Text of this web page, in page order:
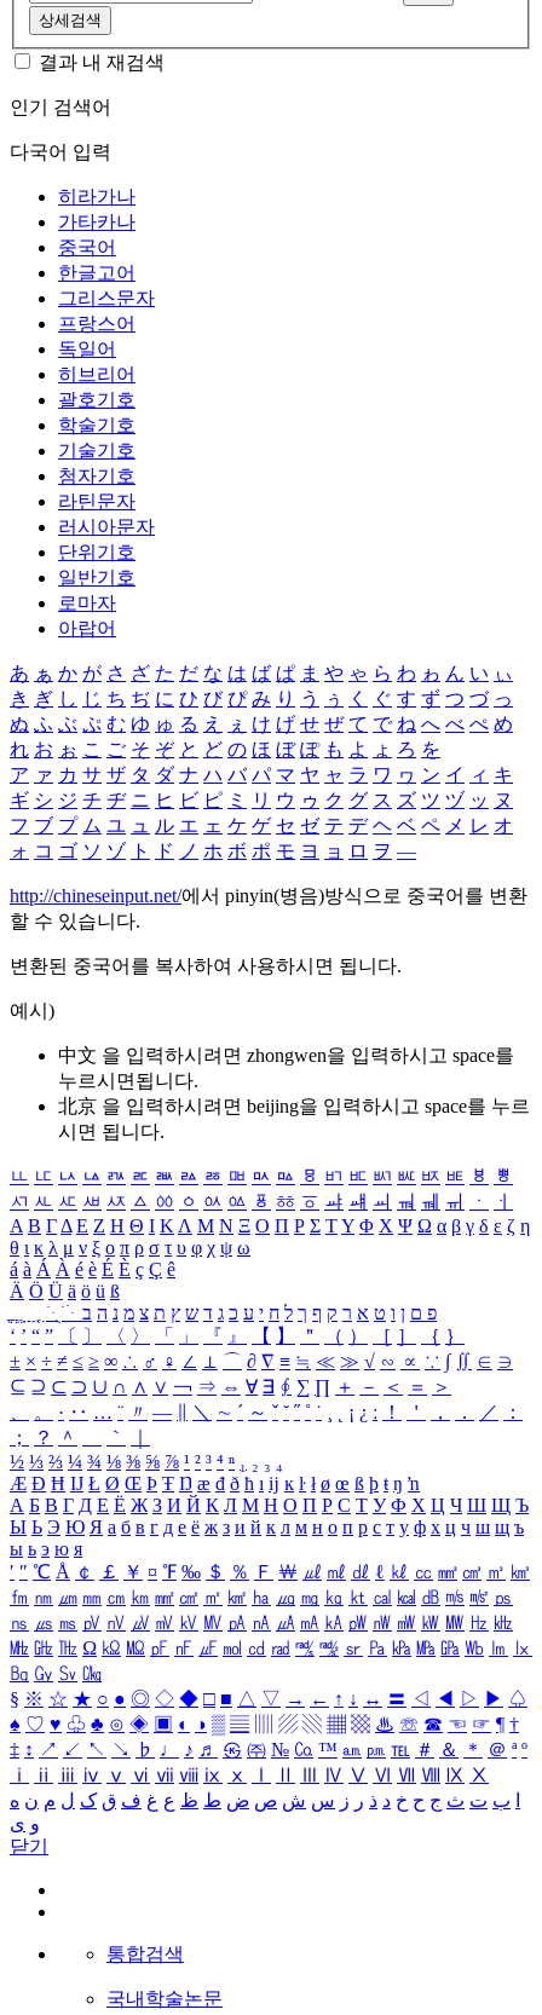
상세검색
결과 내 재검색
인기 검색어
다국어 입력
히라가나
가타카나
중국어
한글고어
그리스문자
프랑스어
독일어
히브리어
괄호기호
학술기호
기술기호
첨자기호
라틴문자
러시아문자
단위기호
일반기호
로마자
아랍어
あ ぁ か が さ ざ た だ な は ば ぱ ま や ゃ ら わ ゎ ん い ぃ
き ぎ し じ ち ぢ に ひ び ぴ み り う ぅ く ぐ す ず つ づ っ
ぬ ふ ぶ ぷ む ゆ ゅ る え ぇ け げ せ ぜ て で ね へ べ ぺ め
れ お ぉ こ ご そ ぞ と ど の ほ ぼ ぽ も よ ょ ろ を
ア ァ カ サ ザ タ ダ ナ ハ バ パ マ ヤ ャ ラ ワ ヮ ン イ ィ キ
ギ シ ジ チ ヂ ニ ヒ ビ ピ ミ リ ウ ゥ ク グ ス ズ ツ ヅ ッ ヌ
フ ブ プ ム ユ ュ ル エ ェ ケ ゲ セ ゼ テ デ ヘ ベ ペ メ レ オ
ォ コ ゴ ソ ゾ ト ド ノ ホ ボ ポ モ ヨ ョ ロ ヲ ―
http://chineseinput.net/에서 pinyin(병음)방식으로 중국어를 변환
할 수 있습니다.
변환된 중국어를 복사하여 사용하시면 됩니다.
예시)
中文 을 입력하시려면 zhongwen을 입력하시고 space를
누르시면됩니다.
北京 을 입력하시려면 beijing을 입력하시고 space를 누르
시면 됩니다.
ㅥ ㅦ ㅧ ㅨ ㅩ ㅪ ㅫ ㅬ ㅭ ㅮ ㅯ ㅰ ㅱ ㅲ ㅳ ㅴ ㅵ ㅶ ㅷ ㅸ
ㅹ
ㅺ ㅻ ㅼ ㅽ ㅾ ㅿ ㆀ ㆁ ㆂ ㆃ ㆄ ㆅ ㆆ ㆇ ㆈ ㆉ ㆊ ㆋ ㆌ ㆍ
ㆎ
Α Β ΓΔ Ε Ζ Η Θ Ι ΚΛ Μ Ν Ξ Ο Π Ρ Σ ΤΥ Φ Χ Ψ Ω α β γ δ ε ζ η
θ ι κ λ μ ν ξ ο π ρ σ τ υ φ χ ψ ω
á à Á À é è É È ç Ç ê
Ä Ö Ü ä ö ü ß
ִֶֹ ֻּ ׁׂ פ ם ן ו ט א ר ק ף ך ל ח י ע כ ג ד ש ץ ת צ מ נ ה ב
‘ ’ “ ” 〔 〕 〈 〉 「 」 『 』 【 】 ＂ （ ） ［ ］ ｛ ｝
± × ÷ ≠ ≤ ≥ ∞ ∴ ♂ ♀ ∠ ⊥ ⌒ ∂ ∇ ≡ ≒ ≪ ≫ √ ∽ ∝ ∵ ∫ ∬ ∈ ∋
⊆ ⊇ ⊂ ⊃ ∪ ∩ ∧ ∨ ￢ ⇒ ⇔ ∀ ∃ ∮ ∑ ∏ ＋ － ＜ ＝
＞
、
。 · ‥ … ¨ 〃 ― ＼ ∼ ´ ～ ˇ ˘ ˝ ˚ ˙ ¸ ¡ ¿ ː ！ ＇ ， ． ／
：
；
？ ＾ ｀
½ ⅓ ⅔ ¼ ¾ ⅛ ⅜ ⅝ ⅞ ¹ ² ³ ⁴ ⁿ ₁ ₂ ₃ ₄
Æ Ð Ħ Ĳ Ł Ø Œ Þ Ŧ Ŋ æ đ ð ħ ı ĳ ĸ ŀ ł ø œ ß þ ŧ ŋ ŉ
А Б В Г Д Е Ё Ж З И Й К Л М Н О П Р С Т У Ф Х Ц Ч Ш Щ Ъ
Ы Ь Э Ю Я а б в г д е ё ж з и й к л м н о п р с т у ф х ц ч ш щ ъ
ы ь э ю я
′ ″ ℃ Å ￠ ￡ ￥ ¤ ℉ ‰ ＄ ％ Ｆ ￦ ㎕ ㎖ ㎗ ℓ ㎘ ㏄ ㎣ ㎤ ㎥ ㎦
㎙ ㎚ ㎛ ㎜ ㎝ ㎞ ㎟ ㎠ ㎡ ㎢ ㏊ ㎍ ㎎ ㎏ ㏏ ㎈ ㎉ ㏈ ㎧ ㎨ ㎰
㎱ ㎲ ㎳ ㎴ ㎵ ㎶ ㎷ ㎸ ㎹ ㎀ ㎁ ㎂ ㎃ ㎄ ㎺ ㎻ ㎽ ㎾ ㎿ ㎐ ㎑
㎒ ㎓ ㎔ Ω ㏀ ㏁ ㎊ ㎋ ㎌ ㏖ ㏅ ㎭ ㎮ ㎯ ㏛ ㎩ ㎪ ㎫ ㎬ ㏝ ㏐
㏓
㏃ ㏉ ㏜ ㏆
§ ※ ☆ ★ ○ ● ◎ ◇ ◆ □ ■ △ ▽ → ← ↑ ↓ ↔ 〓 ◁ ◀ ▷ ▶ ♤
♠ ♡ ♥ ♧ ♣ ⊙ ◈ ▣ ◐ ◑ ▒ ▤ ▨ ▧ ▦ ▩ ♨ ☏ ☎ ☜ ☞ ¶ †
‡ ↕ ↗ ↙ ↖ ↘ ♭ ♩ ♪ ♬ ㉿ ㈜ № ㏇ ™ ㏂ ㏘ ℡ ＃ ＆ ＊ ＠ ª º
ⅰ
ⅱ ⅲ ⅳ ⅴ ⅵ ⅶ ⅷ ⅸ ⅹ Ⅳ Ⅴ Ⅵ Ⅶ Ⅷ Ⅸ Ⅹ
ب ت ث ج ح خ د ذ ر ز س ش ص ض ط ظ ع غ ف ق ک ل م ن ه
و ی
닫기
통합검색
국내학술논문